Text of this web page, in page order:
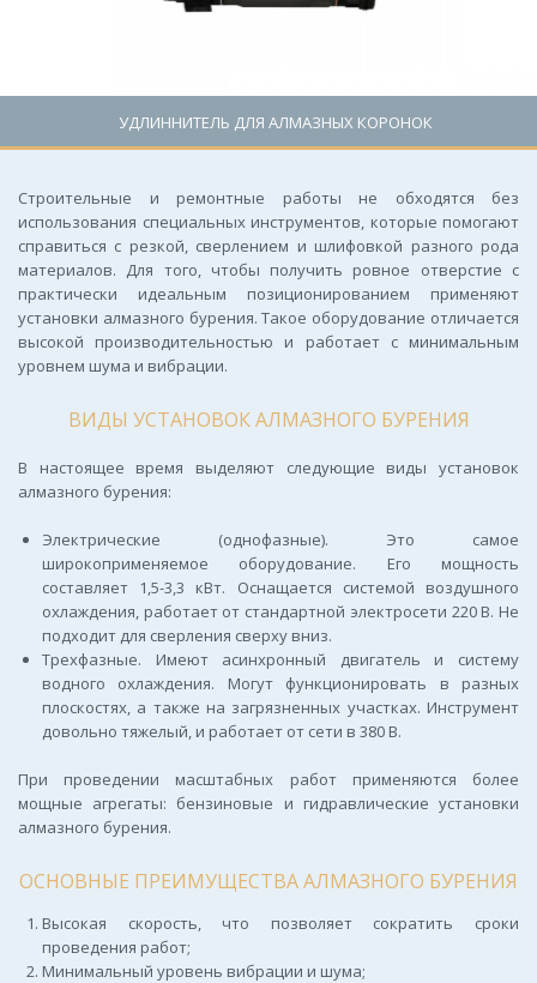
УДЛИННИТЕЛЬ ДЛЯ АЛМАЗНЫХ КОРОНОК
Строительные и ремонтные работы не обходятся без
использования специальных инструментов, которые помогают
справиться с резкой, сверлением и шлифовкой разного рода
материалов. Для того, чтобы получить ровное отверстие с
практически идеальным позиционированием применяют
установки алмазного бурения. Такое оборудование отличается
высокой производительностью и работает с минимальным
уровнем шума и вибрации.
ВИДЫ УСТАНОВОК АЛМАЗНОГО БУРЕНИЯ
В настоящее время выделяют следующие виды установок
алмазного бурения:
Электрические (однофазные). Это самое
широкоприменяемое оборудование. Его мощность
составляет 1,5-3,3 кВт. Оснащается системой воздушного
охлаждения, работает от стандартной электросети 220 В. Не
подходит для сверления сверху вниз.
Трехфазные. Имеют асинхронный двигатель и систему
водного охлаждения. Могут функционировать в разных
плоскостях, а также на загрязненных участках. Инструмент
довольно тяжелый, и работает от сети в 380 В.
При проведении масштабных работ применяются более
мощные агрегаты: бензиновые и гидравлические установки
алмазного бурения.
ОСНОВНЫЕ ПРЕИМУЩЕСТВА АЛМАЗНОГО БУРЕНИЯ
Высокая скорость, что позволяет сократить сроки
проведения работ;
Минимальный уровень вибрации и шума;